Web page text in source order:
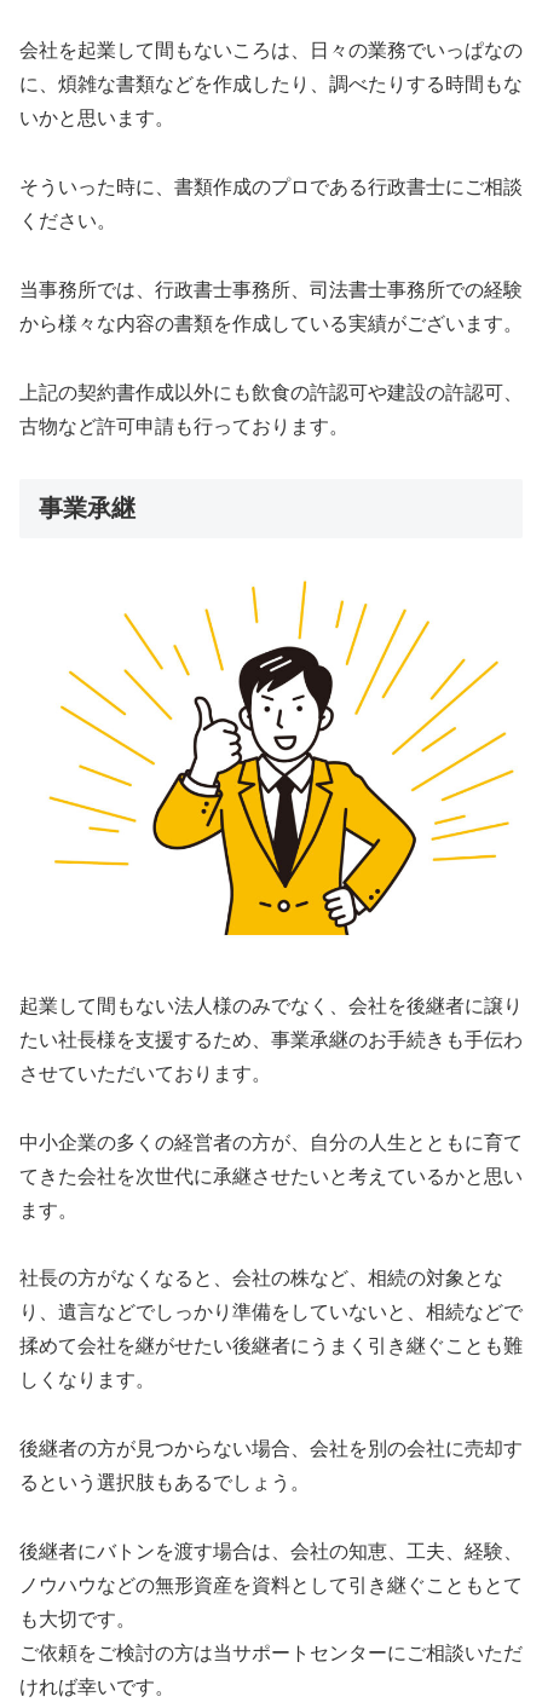
会社を起業して間もないころは、日々の業務でいっぱなの
に、煩雑な書類などを作成したり、調べたりする時間もな
いかと思います。
そういった時に、書類作成のプロである行政書士にご相談
ください。
当事務所では、行政書士事務所、司法書士事務所での経験
から様々な内容の書類を作成している実績がございます。
上記の契約書作成以外にも飲食の許認可や建設の許認可、
古物など許可申請も行っております。
事業承継
起業して間もない法人様のみでなく、会社を後継者に譲り
たい社長様を支援するため、事業承継のお手続きも手伝わ
させていただいております。
中小企業の多くの経営者の方が、自分の人生とともに育て
てきた会社を次世代に承継させたいと考えているかと思い
ます。
社長の方がなくなると、会社の株など、相続の対象とな
り、遺言などでしっかり準備をしていないと、相続などで
揉めて会社を継がせたい後継者にうまく引き継ぐことも難
しくなります。
後継者の方が見つからない場合、会社を別の会社に売却す
るという選択肢もあるでしょう。
後継者にバトンを渡す場合は、会社の知恵、工夫、経験、
ノウハウなどの無形資産を資料として引き継ぐこともとて
も大切です。
ご依頼をご検討の方は当サポートセンターにご相談いただ
ければ幸いです。